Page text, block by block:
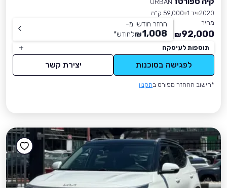
URBAN
2020 יד 1
59,000 ק״מ
מחיר
92,000
₪
החזר חודשי מ-
1,008
₪לחודש*
תוספות לעיסקה
לפגישה בסוכנות יצירת קשר
*חישוב ההחזר מפורט בתקנון